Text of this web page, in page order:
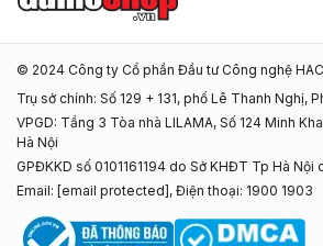
© 2024 Công ty Cổ phần Đầu tư Công nghệ
Trụ sở chính: Số 129 + 131, phố Lê Thanh Nghị,
VPGD: Tầng 3 Tòa nhà LILAMA, Số 124 Minh
Hà Nội
GPĐKKD số 0101161194 do Sở KHĐT Tp Hà Nội
Email: [email protected] , Điện thoại: 1900 1903